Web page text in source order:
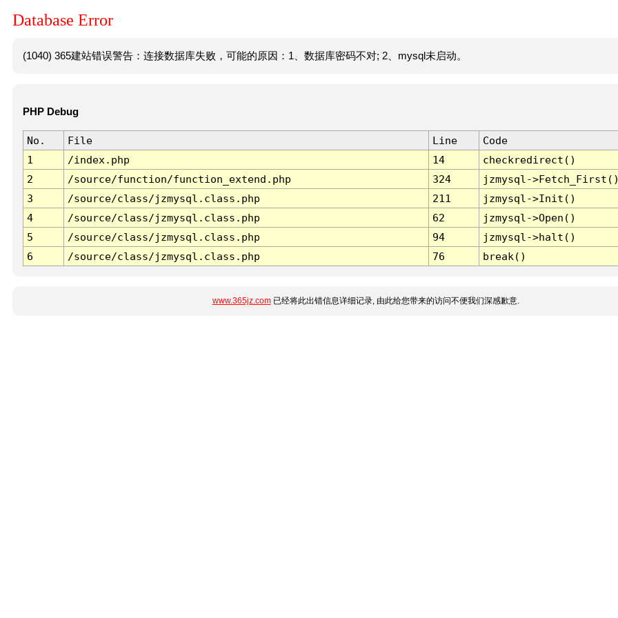
Database Error
(1040) 365建站错误警告：连接数据库失败，可能的原因：1、数据库密码不对; 2、mysql未启动。
PHP Debug
No. File Line
Code
1
/index.php 14
checkredirect()
2
/source/function/function_extend.php 324
jzmysql-
3
/source/class/jzmysql.class.php 211
jzmysql->Init()
4
/source/class/jzmysql.class.php 62
jzmysql->Open()
5
/source/class/jzmysql.class.php 94
jzmysql->halt()
6
/source/class/jzmysql.class.php 76 break()
www.365jz.com已经将此出错信息详细记录, 由此给您带来的访问不便我们深感歉意.